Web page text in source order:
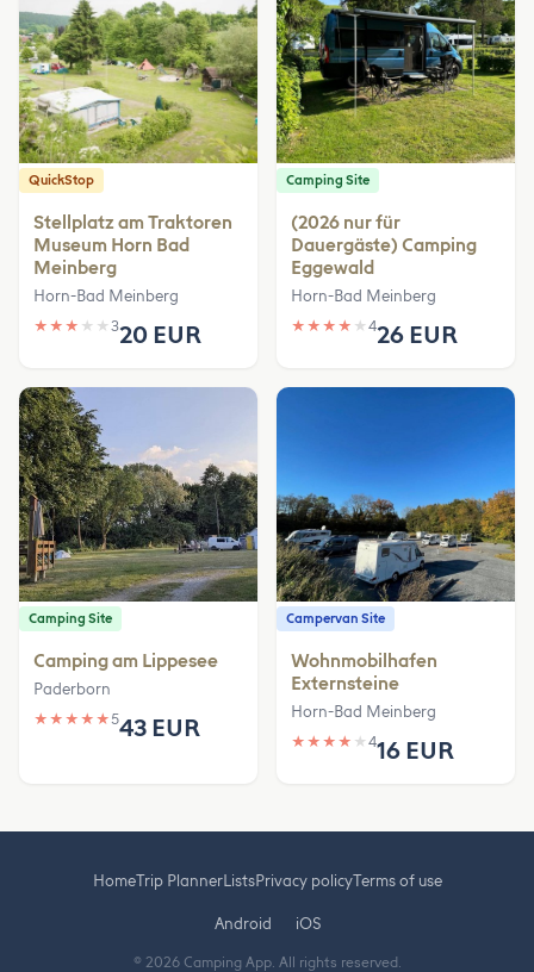
QuickStop
Stellplatz am Traktoren
Museum Horn Bad
Meinberg
Horn-Bad Meinberg
★ ★ ★ ★ ★ 320 EUR
Camping Site
(2026 nur für
Dauergäste) Camping
Eggewald
Horn-Bad Meinberg
★ ★ ★ ★ ★ 426 EUR
Camping Site
Camping am Lippesee
Paderborn
★ ★ ★ ★ ★543 EUR
Campervan Site
Wohnmobilhafen
Externsteine
Horn-Bad Meinberg
★ ★ ★ ★ ★ 416 EUR
HomeTrip PlannerListsPrivacy policyTerms of use
Android iOS
© 2026 Camping App. All rights reserved.